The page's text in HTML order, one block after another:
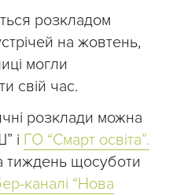
розкладом
на жовтень,
могли
свій час.
розклади можна
і ГО “Смарт освіта”.
тиждень щосуботи
каналі “Нова